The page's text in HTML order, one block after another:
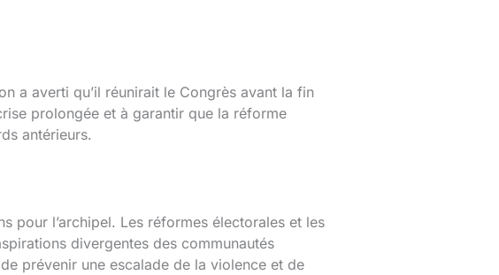
a averti qu’il réunirait le Congrès avant la fin
prolongée et à garantir que la réforme
antérieurs.
pour l’archipel. Les réformes électorales et les
divergentes des communautés
prévenir une escalade de la violence et de